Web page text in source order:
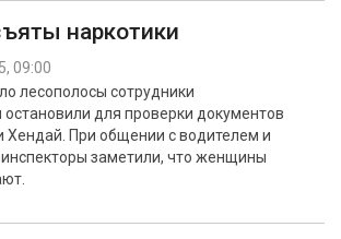
наркотики
09:00
лесополосы сотрудники
остановили для проверки документов
Хендай. При общении с водителем и
заметили, что женщины